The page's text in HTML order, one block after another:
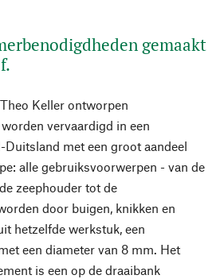
gemaakt
Keller ontworpen
vervaardigd in een
met een groot aandeel
alle gebruiksvoorwerpen - van de
zeephouder tot de
door buigen, knikken en
hetzelfde werkstuk, een
een diameter van 8 mm. Het
is een op de draaibank